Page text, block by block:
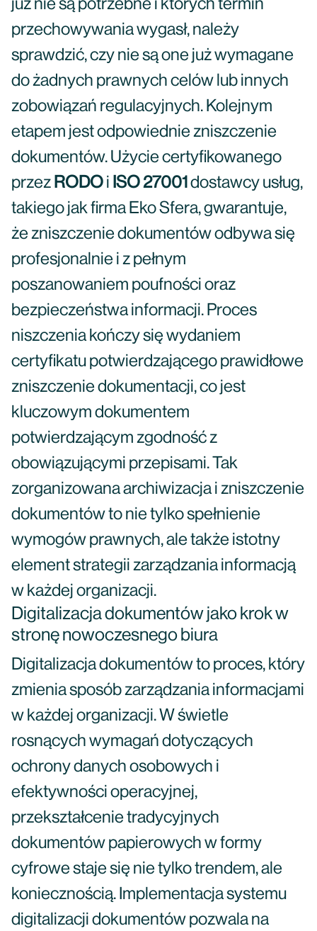
już nie są potrzebne i których termin
przechowywania wygasł, należy
sprawdzić, czy nie są one już wymagane
do żadnych prawnych celów lub innych
zobowiązań regulacyjnych. Kolejnym
etapem jest odpowiednie zniszczenie
dokumentów. Użycie certyfikowanego
przez RODO i ISO 27001 dostawcy usług,
takiego jak firma Eko Sfera, gwarantuje,
że zniszczenie dokumentów odbywa się
profesjonalnie i z pełnym
poszanowaniem poufności oraz
bezpieczeństwa informacji. Proces
niszczenia kończy się wydaniem
certyfikatu potwierdzającego prawidłowe
zniszczenie dokumentacji, co jest
kluczowym dokumentem
potwierdzającym zgodność z
obowiązującymi przepisami. Tak
zorganizowana archiwizacja i zniszczenie
dokumentów to nie tylko spełnienie
wymogów prawnych, ale także istotny
element strategii zarządzania informacją
w każdej organizacji.
Digitalizacja dokumentów jako krok w
stronę nowoczesnego biura
Digitalizacja dokumentów to proces, który
zmienia sposób zarządzania informacjami
w każdej organizacji. W świetle
rosnących wymagań dotyczących
ochrony danych osobowych i
efektywności operacyjnej,
przekształcenie tradycyjnych
dokumentów papierowych w formy
cyfrowe staje się nie tylko trendem, ale
koniecznością. Implementacja systemu
digitalizacji dokumentów pozwala na